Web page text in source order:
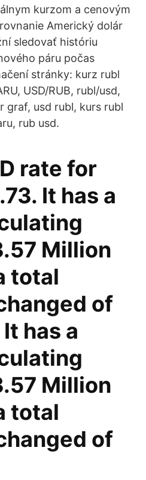
kurzom a cenovým
Americký dolár
sledovať históriu
páru počas
stránky: kurz rubl
USD/RUB, rubl/usd,
graf, usd rubl, kurs rubl
rub usd.
rate for
It has a
Million
total
of
has a
Million
total
of